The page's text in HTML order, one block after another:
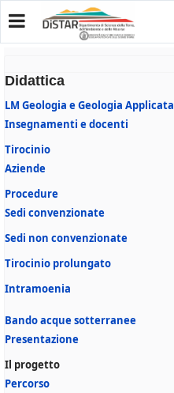
Didattica
LM Geologia e Geologia Applicata
Insegnamenti e docenti
Tirocinio
Aziende
Procedure
Sedi convenzionate
Sedi non convenzionate
Tirocinio prolungato
Intramoenia
Bando acque sotterranee
Presentazione
Il progetto
Percorso